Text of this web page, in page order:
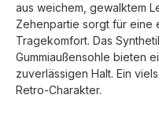
aus weichem, gewalktem
Zehenpartie sorgt für eine
Tragekomfort. Das
Gummiaußensohle bieten
zuverlässigen Halt. Ein
Retro-Charakter.